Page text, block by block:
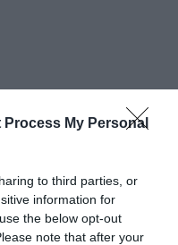
Process My Personal
to third parties, or
information for
the below opt-out
note that after your